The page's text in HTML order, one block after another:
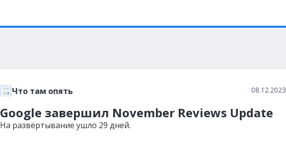
Что там опять 08.12.2023
Google завершил November Reviews Update
На развёртывание ушло 29 дней.